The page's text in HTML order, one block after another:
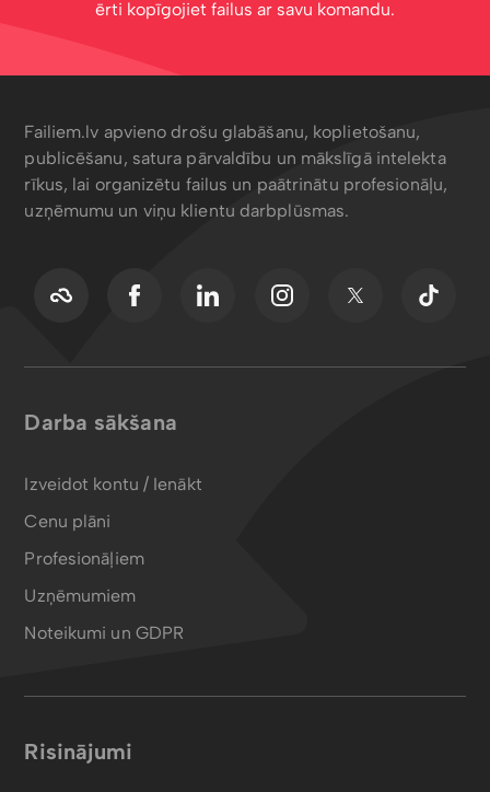
ērti kopīgojiet failus ar savu komandu.
Failiem.lv apvieno drošu glabāšanu, koplietošanu,
publicēšanu, satura pārvaldību un mākslīgā intelekta
rīkus, lai organizētu failus un paātrinātu profesionāļu,
uzņēmumu un viņu klientu darbplūsmas.
Darba sākšana
Izveidot kontu / Ienākt
Cenu plāni
Profesionāļiem
Uzņēmumiem
Noteikumi un GDPR
Risinājumi